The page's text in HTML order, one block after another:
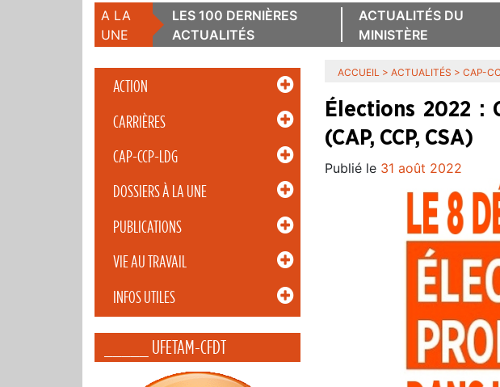
A LA
UNE
LES 100 DERNIÈRES
ACTUALITÉS
ACTUALITÉS DU
MINISTÈRE
ACTION
CARRIÈRES
CAP-CCP-LDG
DOSSIERS À LA UNE
PUBLICATIONS
VIE AU TRAVAIL
INFOS UTILES
_____ UFETAM-CFDT
ACCUEIL > ACTUALITÉS > CAP-
Élections 2022 :
(CAP, CCP, CSA)
Publié le 31 août 2022